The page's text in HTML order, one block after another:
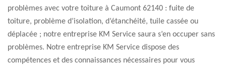
problèmes avec votre toiture à Caumont 62140 : fuite de
toiture, problème d’isolation, d’étanchéité, tuile cassée ou
déplacée ; notre entreprise KM Service saura s’en occuper sans
problèmes. Notre entreprise KM Service dispose des
compétences et des connaissances nécessaires pour vous